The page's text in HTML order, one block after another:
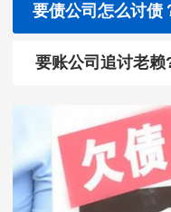
要债公司怎么讨债
要账公司追讨老赖